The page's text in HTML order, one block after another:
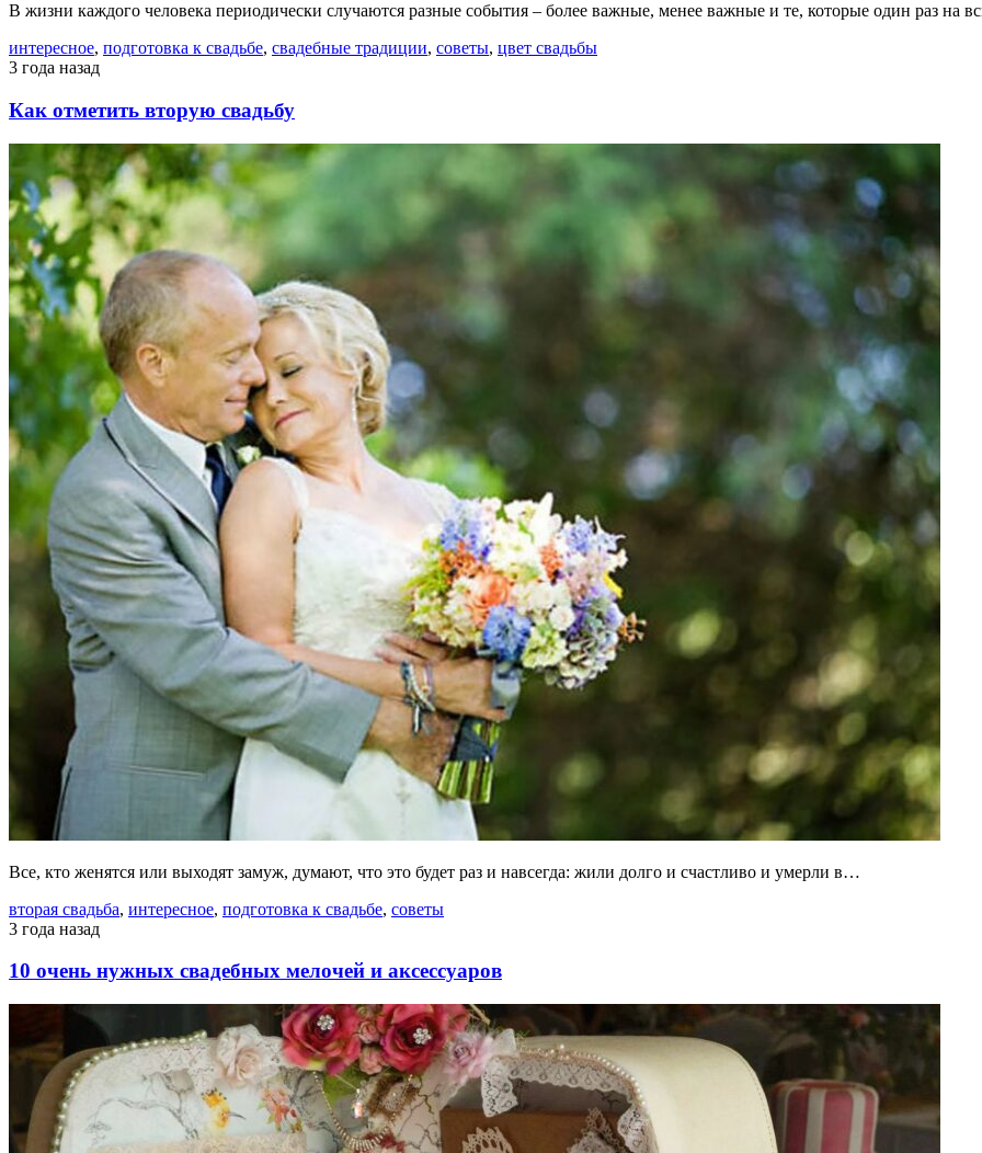
В жизни каждого человека периодически случаются разные события – более важные, менее важные и те, которые один раз на
интересное, подготовка к свадьбе, свадебные традиции, советы, цвет свадьбы
3 года назад
Как отметить вторую свадьбу
Все, кто женятся или выходят замуж, думают, что это будет раз и навсегда: жили долго и счастливо и умерли в…
вторая свадьба, интересное, подготовка к свадьбе, советы
3 года назад
10 очень нужных свадебных мелочей и аксессуаров